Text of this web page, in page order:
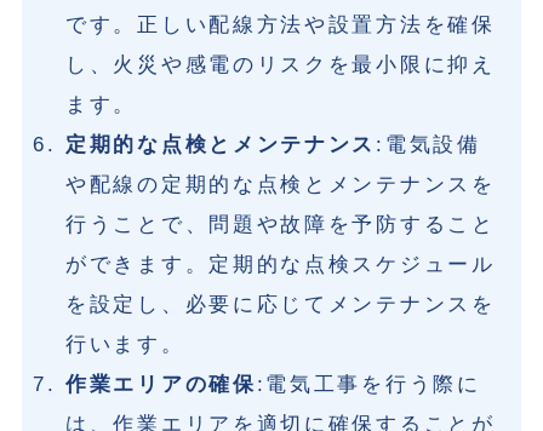
です。正しい配線方法や設置方法を確保
し、火災や感電のリスクを最小限に抑え
ます。
定期的な点検とメンテナンス :電気設備
や配線の定期的な点検とメンテナンスを
行うことで、問題や故障を予防すること
ができます。定期的な点検スケジュール
を設定し、必要に応じてメンテナンスを
行います。
作業エリアの確保 :電気工事を行う際に
は、作業エリアを適切に確保することが